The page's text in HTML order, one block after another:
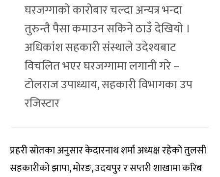
घरजग्गाको कारोबार चल्दा अन्यत्र भन्दा
तुरुन्तै पैसा कमाउन सकिने ठाउँ देखियो ।
अधिकांश सहकारी संस्थाले उदेश्यबाट
विचलित भएर घरजग्गामा लगानी गरे –
टोलराज उपाध्याय, सहकारी विभागका उप
रजिस्टार
प्रहरी स्रोतका अनुसार केदारनाथ शर्मा अध्यक्ष रहेको तुलसी
सहकारीको झापा, मोरङ, उदयपुर र सप्तरी शाखामा करिब